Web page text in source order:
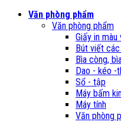
Văn phòng phẩm
Văn phòng phẩm
Giấy in
Bút viết
Bìa còng,
Dao - kéo -
Sổ - tập
Máy bấm
Máy tính
Văn phòng